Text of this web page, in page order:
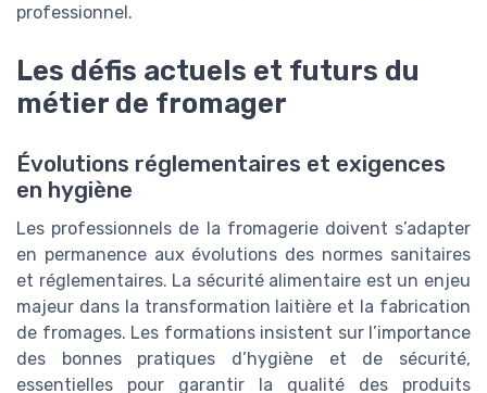
professionnel.
Les défis actuels et futurs du
métier de fromager
Évolutions réglementaires et exigences
en hygiène
Les professionnels de la fromagerie doivent s’adapter
en permanence aux évolutions des normes sanitaires
et réglementaires. La sécurité alimentaire est un enjeu
majeur dans la transformation laitière et la fabrication
de fromages. Les formations insistent sur l’importance
des bonnes pratiques d’hygiène et de sécurité,
essentielles pour garantir la qualité des produits